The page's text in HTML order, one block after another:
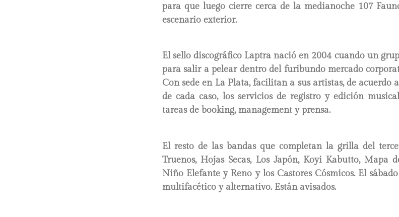
para que luego cierre cerca de la medianoche 107
escenario exterior.
El sello discográfico Laptra nació en 2004 cuando un
para salir a pelear dentro del furibundo mercado
Con sede en La Plata, facilitan a sus artistas, de acuerdo
de cada caso, los servicios de registro y edición
tareas de booking, management y prensa.
El resto de las bandas que completan la grilla del
Truenos, Hojas Secas, Los Japón, Koyi Kabutto, Mapa
Niño Elefante y Reno y los Castores Cósmicos. El
multifacético y alternativo. Están avisados.